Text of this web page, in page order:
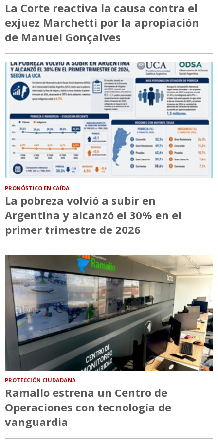
La Corte reactiva la causa contra el
exjuez Marchetti por la apropiación
de Manuel Gonçalves
PRONÓSTICO EN CAÍDA
La pobreza volvió a subir en
Argentina y alcanzó el 30% en el
primer trimestre de 2026
PROTECCIÓN CIUDADANA
Ramallo estrena un Centro de
Operaciones con tecnología de
vanguardia